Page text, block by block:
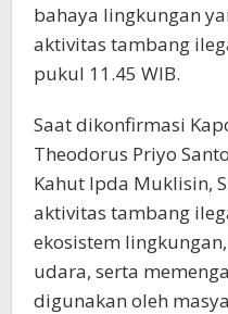
bahaya lingkungan
aktivitas tambang
pukul 11.45 WIB.
Saat dikonfirmasi
Theodorus Priyo
Kahut Ipda Muklisin,
aktivitas tambang
ekosistem
udara, serta
digunakan oleh